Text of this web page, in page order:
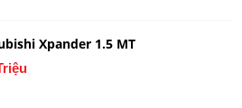
Xpander 1.5 MT